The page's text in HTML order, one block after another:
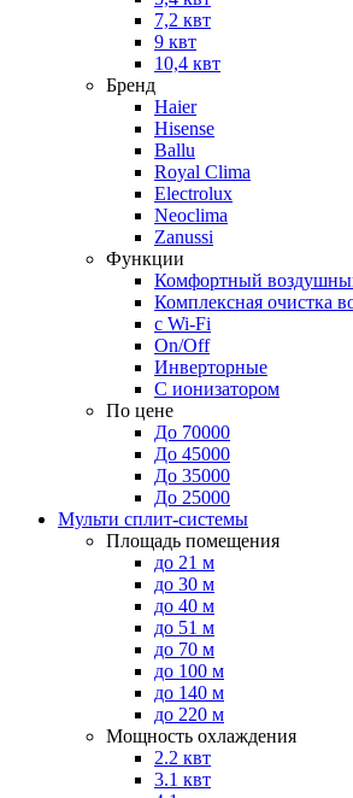
7,2 квт
9 квт
10,4 квт
Бренд
Haier
Hisense
Ballu
Royal Clima
Electrolux
Neoclima
Zanussi
Функции
Комфортный
Комплексная очистка
с Wi-Fi
On/Off
Инверторные
С ионизатором
По цене
До 70000
До 45000
До 35000
До 25000
Мульти сплит-системы
Площадь помещения
до 21 м
до 30 м
до 40 м
до 51 м
до 70 м
до 100 м
до 140 м
до 220 м
Мощность охлаждения
2.2 квт
3.1 квт